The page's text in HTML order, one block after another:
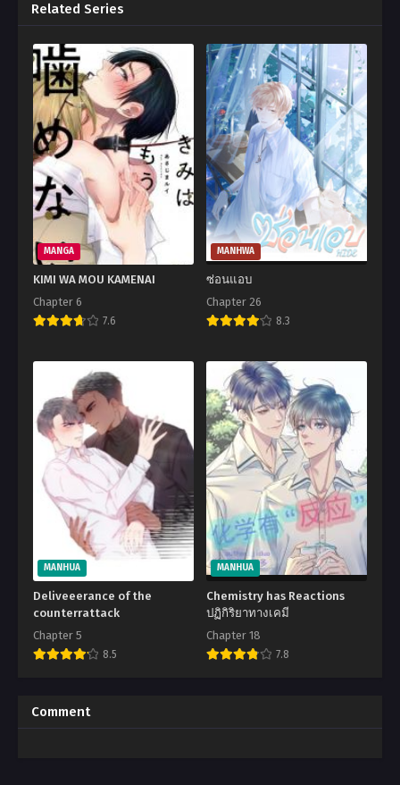
Related Series
MANGA
KIMI WA MOU KAMENAI
Chapter 6
7.6
MANHWA
ซ่อนแอบ
Chapter 26
8.3
MANHUA
Deliveeerance of the
counterrattack
Chapter 5
8.5
MANHUA
Chemistry has Reactions
ปฏิกิริยาทางเคมี
Chapter 18
7.8
Comment